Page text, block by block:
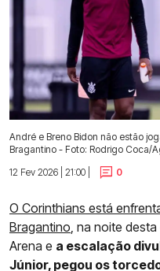
André e Breno Bidon não estão
Bragantino - Foto: Rodrigo Coca/
12 Fev 2026 | 21:00 |
0
O Corinthians está
Bragantino, na noite desta
Arena e a escalação
Júnior, pegou os